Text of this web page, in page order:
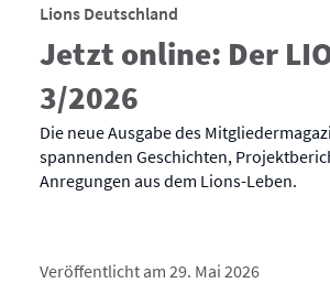
Lions Deutschland
Jetzt online: Der
3/2026
Die neue Ausgabe des
spannenden Geschichten,
Anregungen aus dem Lions-Leben.
Veröffentlicht am 29. Mai 2026